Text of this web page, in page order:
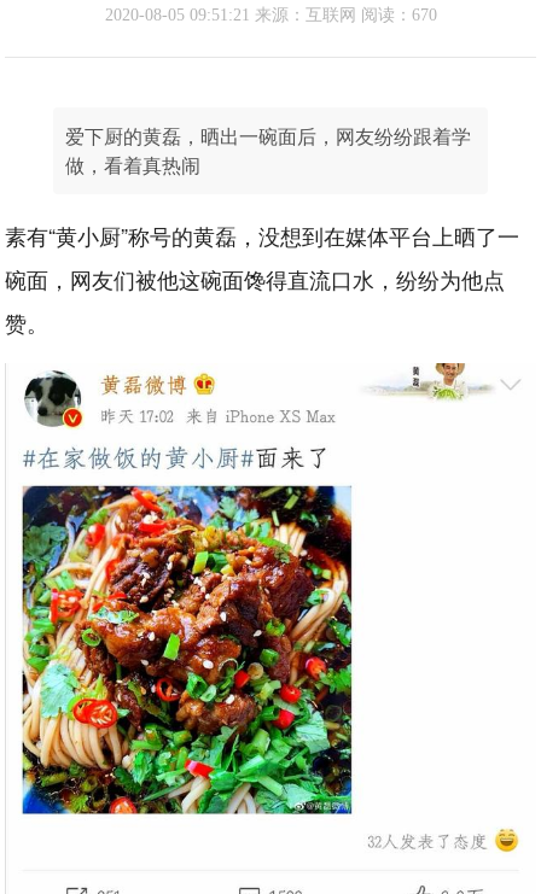
2020-08-05 09:51:21 来源：互联网 阅读：670
爱下厨的黄磊，晒出一碗面后，网友纷纷跟着学
做，看着真热闹
素有“黄小厨”称号的黄磊，没想到在媒体平台上晒了一
碗面，网友们被他这碗面馋得直流口水，纷纷为他点
赞。